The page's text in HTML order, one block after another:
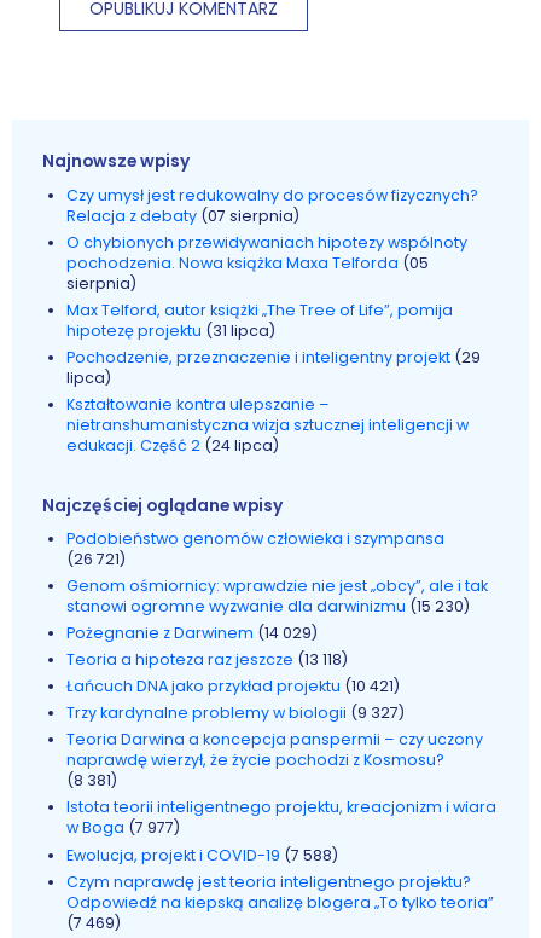
Najnowsze wpisy
Czy umysł jest redukowalny do procesów fizycznych?
Relacja z debaty (07 sierpnia)
O chybionych przewidywaniach hipotezy wspólnoty
pochodzenia. Nowa książka Maxa Telforda (05
sierpnia)
Max Telford, autor książki „The Tree of Life”, pomija
hipotezę projektu (31 lipca)
Pochodzenie, przeznaczenie i inteligentny projekt (29
lipca)
Kształtowanie kontra ulepszanie –
nietranshumanistyczna wizja sztucznej inteligencji w
edukacji. Część 2 (24 lipca)
Najczęściej oglądane wpisy
Podobieństwo genomów człowieka i szympansa
(26 721)
Genom ośmiornicy: wprawdzie nie jest „obcy”, ale i tak
stanowi ogromne wyzwanie dla darwinizmu (15 230)
Pożegnanie z Darwinem (14 029)
Teoria a hipoteza raz jeszcze (13 118)
Łańcuch DNA jako przykład projektu (10 421)
Trzy kardynalne problemy w biologii (9 327)
Teoria Darwina a koncepcja panspermii – czy uczony
naprawdę wierzył, że życie pochodzi z Kosmosu?
(8 381)
Istota teorii inteligentnego projektu, kreacjonizm i wiara
w Boga (7 977)
Ewolucja, projekt i COVID-19 (7 588)
Czym naprawdę jest teoria inteligentnego projektu?
Odpowiedź na kiepską analizę blogera „To tylko teoria”
(7 469)